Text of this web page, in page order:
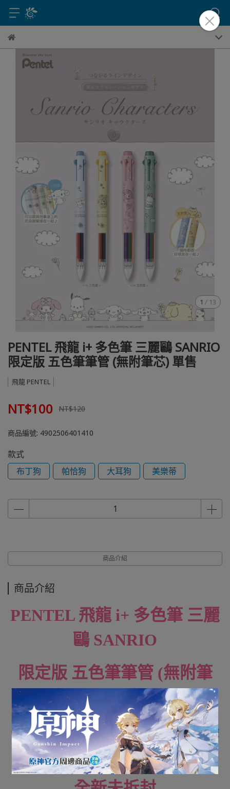
1 / 13
PENTEL 飛龍 i+ 多色筆 三麗鷗 SANRIO
限定版 五色筆筆管 (無附筆芯) 單售
飛龍 PENTEL
NT$100 NT$120
商品編號: 4902506401410
款式
布丁狗
帕恰狗 大耳狗 美樂蒂
商品介紹
商品介紹
PENTEL 飛龍 i+ 多色筆 三麗
鷗 SANRIO
限定版 五色筆筆管 (無附筆
芯) 單售
(布丁狗 / 帕恰狗 / 大耳狗 / 美
樂蒂)